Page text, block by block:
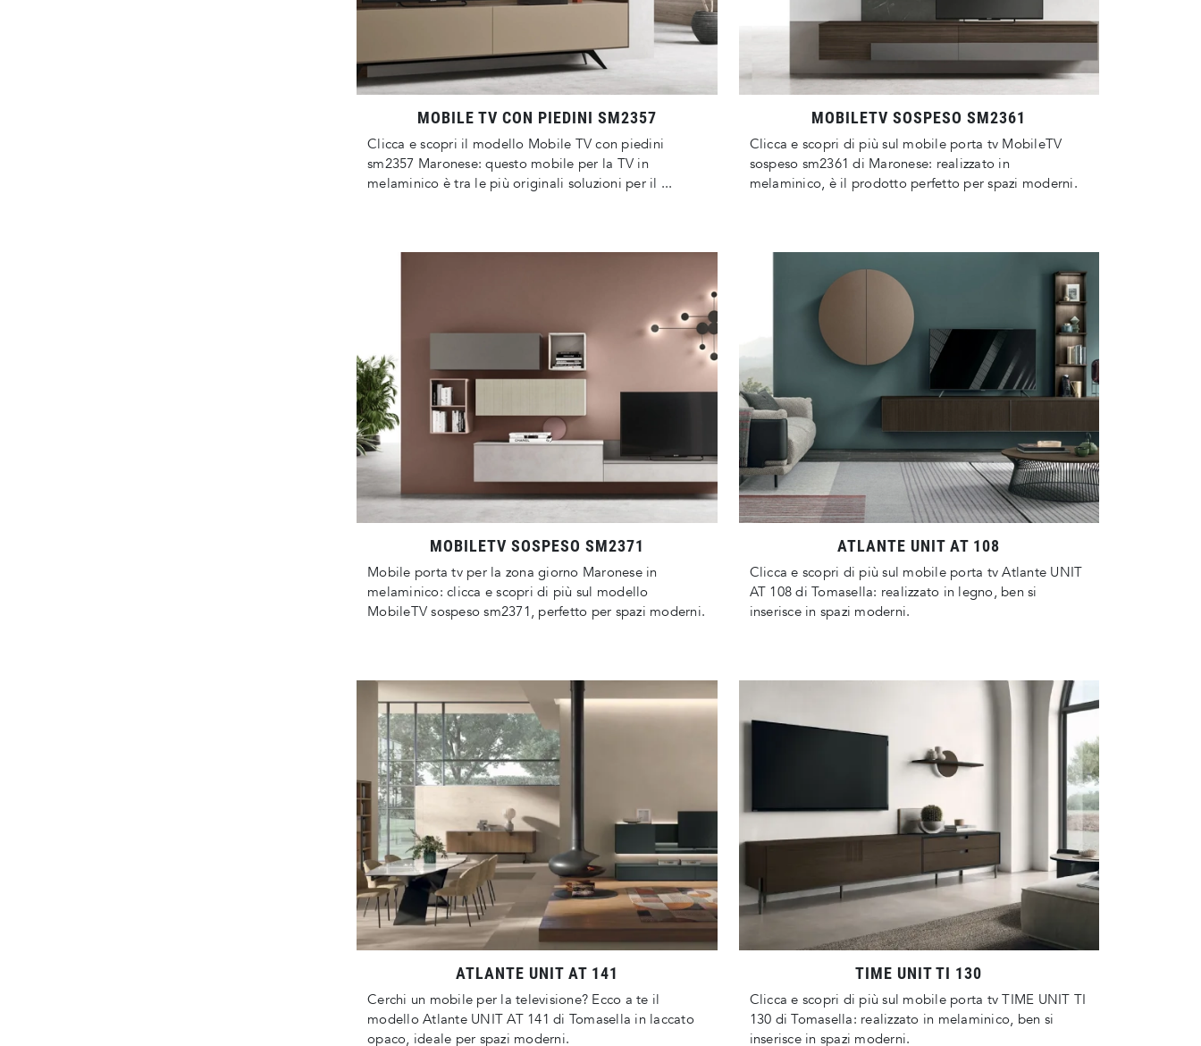
MOBILE TV CON PIEDINI SM2357
Clicca e scopri il modello Mobile TV con piedini
sm2357 Maronese: questo mobile per la TV in
melaminico è tra le più originali soluzioni per il ...
MOBILETV SOSPESO SM2361
Clicca e scopri di più sul mobile porta tv MobileTV
sospeso sm2361 di Maronese: realizzato in
melaminico, è il prodotto perfetto per spazi moderni.
MOBILETV SOSPESO SM2371
Mobile porta tv per la zona giorno Maronese in
melaminico: clicca e scopri di più sul modello
MobileTV sospeso sm2371, perfetto per spazi moderni.
ATLANTE UNIT AT 108
Clicca e scopri di più sul mobile porta tv Atlante UNIT
AT 108 di Tomasella: realizzato in legno, ben si
inserisce in spazi moderni.
ATLANTE UNIT AT 141
Cerchi un mobile per la televisione? Ecco a te il
modello Atlante UNIT AT 141 di Tomasella in laccato
opaco, ideale per spazi moderni.
TIME UNIT TI 130
Clicca e scopri di più sul mobile porta tv TIME UNIT TI
130 di Tomasella: realizzato in melaminico, ben si
inserisce in spazi moderni.